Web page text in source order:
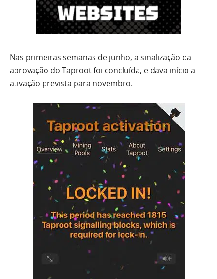
Nas primeiras semanas de junho, a sinalização da
aprovação do Taproot foi concluída, e dava início a
ativação prevista para novembro.